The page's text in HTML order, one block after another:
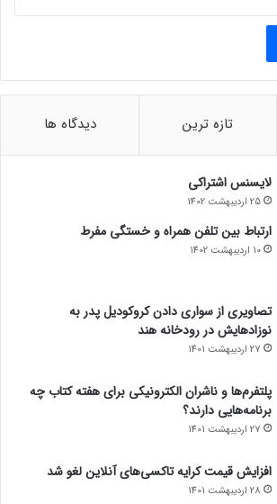
تازه ترین دیدگاه ها
لایسنس اشتراکی
25 اردیبهشت 1402
ارتباط بین تلفن همراه و خستگی مفرط
10 اردیبهشت 1402
تصاویری از سواری دادن کروکودیل پدر به
نوزادهایش در رودخانه هند
27 اردیبهشت 1401
پلتفرم‌ها و ناشران الکترونیکی برای هفته کتاب چه
برنامه‌هایی دارند؟
27 اردیبهشت 1401
افزایش قیمت کرایه تاکسی‌های آنلاین لغو شد
28 اردیبهشت 1401